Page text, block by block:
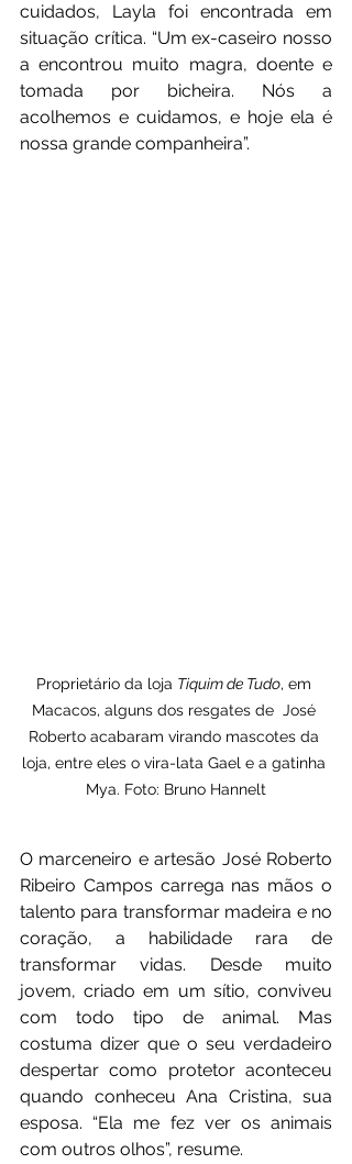
cuidados, Layla foi encontrada em
situação crítica. “Um ex-caseiro nosso
a encontrou muito magra, doente e
tomada por bicheira. Nós a
acolhemos e cuidamos, e hoje ela é
nossa grande companheira”.
Proprietário da loja Tiquim de Tudo, em
Macacos, alguns dos resgates de  José
Roberto acabaram virando mascotes da
loja, entre eles o vira-lata Gael e a gatinha
Mya. Foto: Bruno Hannelt
O marceneiro e artesão José Roberto
Ribeiro Campos carrega nas mãos o
talento para transformar madeira e no
coração, a habilidade rara de
transformar vidas. Desde muito
jovem, criado em um sítio, conviveu
com todo tipo de animal. Mas
costuma dizer que o seu verdadeiro
despertar como protetor aconteceu
quando conheceu Ana Cristina, sua
esposa. “Ela me fez ver os animais
com outros olhos”, resume.